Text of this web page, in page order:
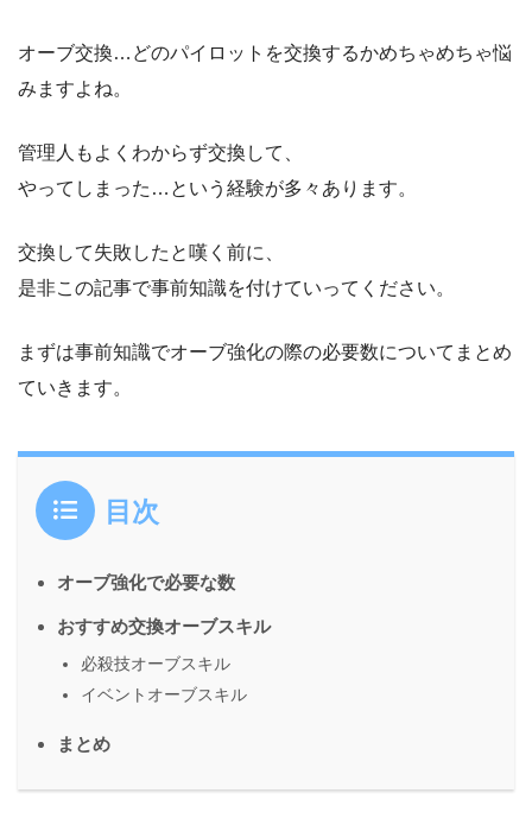
オーブ交換…どのパイロットを交換するかめちゃめちゃ悩
みますよね。
管理人もよくわからず交換して、
やってしまった…という経験が多々あります。
交換して失敗したと嘆く前に、
是非この記事で事前知識を付けていってください。
まずは事前知識でオーブ強化の際の必要数についてまとめ
ていきます。
目次
オーブ強化で必要な数
おすすめ交換オーブスキル
必殺技オーブスキル
イベントオーブスキル
まとめ